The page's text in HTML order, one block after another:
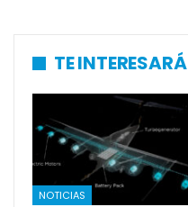
TE INTERESARÁ
NOTICIAS